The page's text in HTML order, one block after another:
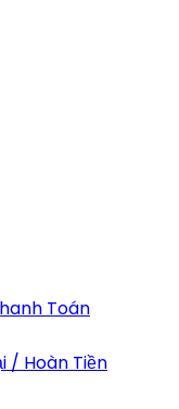
Toán
/ Hoàn Tiền